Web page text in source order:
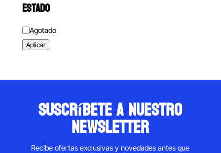
ESTADO
Estado
Agotado
Aplicar
suscríbete a nuestro
newsletter
Recibe ofertas exclusivas y novedades antes que